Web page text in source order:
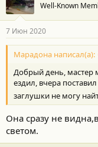
Well-Known
7 Июн 2020
Марадона написал(а):
Добрый день, мастер
ездил, вчера
заглушки не могу
Она сразу не
светом.